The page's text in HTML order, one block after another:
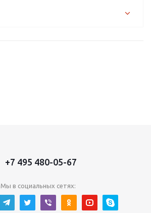
+7 495 480-05-67
Мы в социальных сетях: